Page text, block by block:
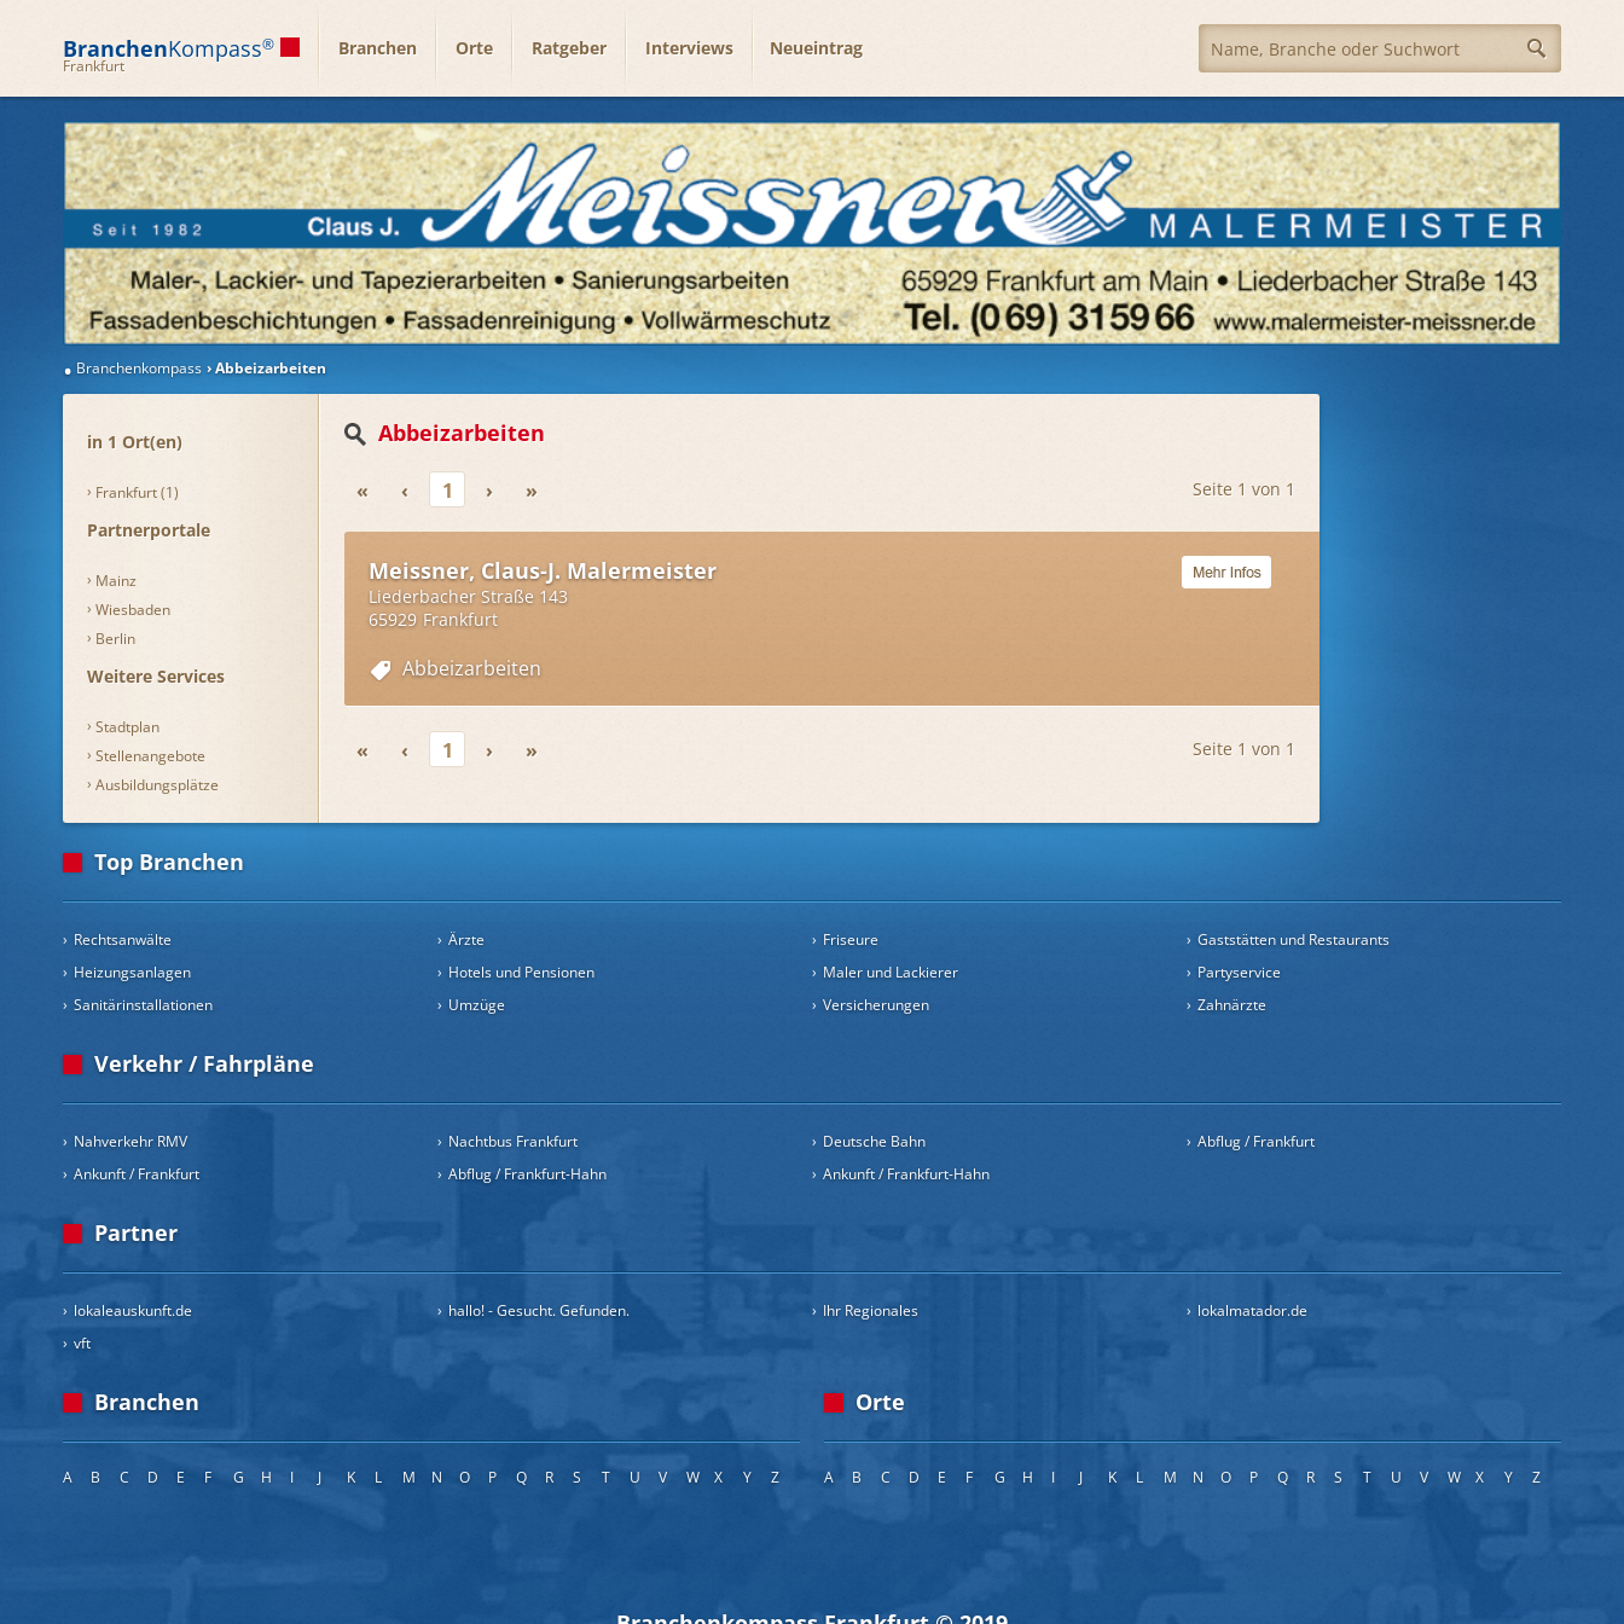
BranchenKompass®
Frankfurt
Branchen Orte Ratgeber Interviews Neueintrag
Branchenkompass Abbeizarbeiten
in 1 Ort(en)
Frankfurt (1)
Partnerportale
Mainz
Wiesbaden
Berlin
Weitere Services
Stadtplan
Stellenangebote
Ausbildungsplätze
Abbeizarbeiten
« ‹ 1 › » Seite 1 von 1
Meissner, Claus-J. Malermeister
Liederbacher Straße 143
65929 Frankfurt
Abbeizarbeiten
« ‹ 1 › » Seite 1 von 1
Top Branchen
Rechtsanwälte Ärzte Friseure
Gaststätten und Restaurants
Heizungsanlagen
Hotels und Pensionen Maler und Lackierer
Partyservice
Sanitärinstallationen
Umzüge Versicherungen Zahnärzte
Verkehr / Fahrpläne
Nahverkehr RMV Nachtbus Frankfurt Deutsche Bahn
Abflug / Frankfurt
Ankunft / Frankfurt
Abflug / Frankfurt-Hahn Ankunft / Frankfurt-Hahn
Partner
lokaleauskunft.de hallo! - Gesucht. Gefunden. Ihr Regionales
lokalmatador.de
vft
Branchen
A B C D E F G H I J K L M N O P Q R S T U V W X Y Z
Orte
A B C D E F G H I J K L M N O P Q R S T U V W X Y Z